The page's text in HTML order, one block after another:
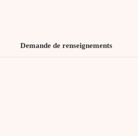
Demande de renseignements